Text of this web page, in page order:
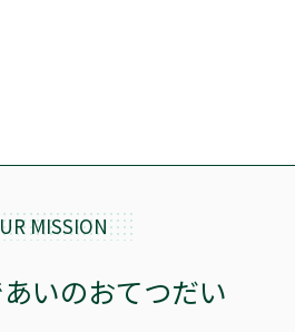
MISSION
いのおてつだい